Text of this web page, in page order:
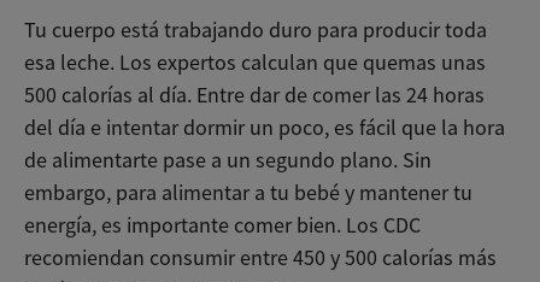
Tu cuerpo está trabajando duro para producir toda
esa leche. Los expertos calculan que quemas unas
500 calorías al día. Entre dar de comer las 24 horas
del día e intentar dormir un poco, es fácil que la hora
de alimentarte pase a un segundo plano. Sin
embargo, para alimentar a tu bebé y mantener tu
energía, es importante comer bien. Los CDC
recomiendan consumir entre 450 y 500 calorías más